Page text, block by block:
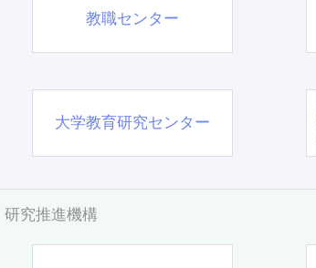
教職センター
大学教育研究センター
研究推進機構